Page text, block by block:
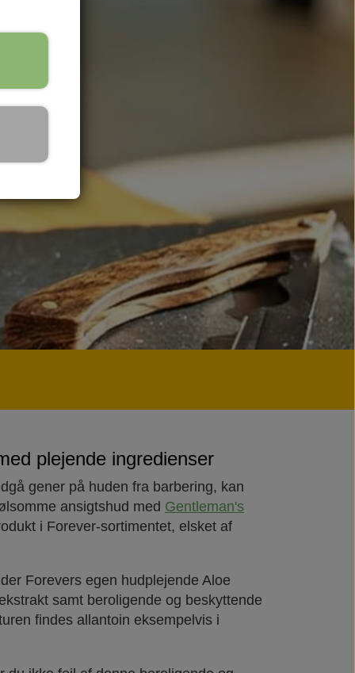
plejende ingredienser
gener på huden fra barbering, kan
ansigtshud med Gentleman's
i Forever-sortimentet, elsket af
Forevers egen hudplejende Aloe
samt beroligende og beskyttende
findes allantoin eksempelvis i